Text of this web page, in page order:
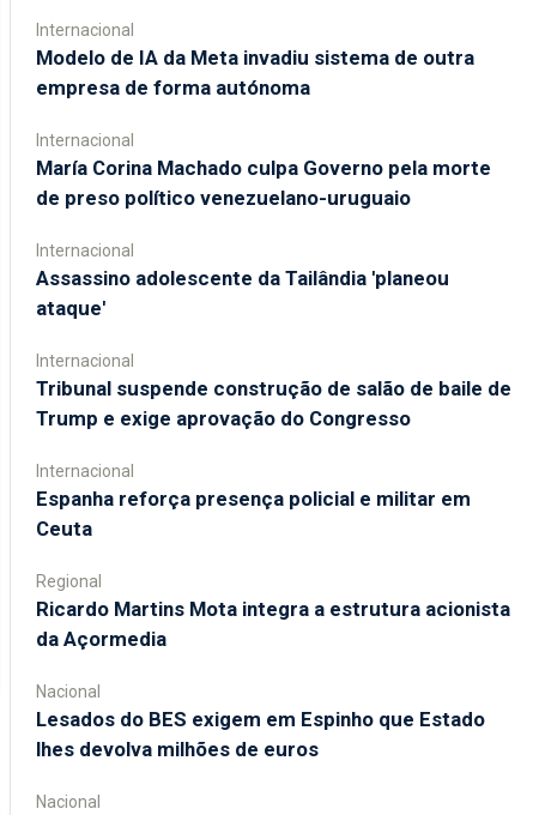
Internacional
Modelo de IA da Meta invadiu sistema de outra
empresa de forma autónoma
Internacional
María Corina Machado culpa Governo pela morte
de preso político venezuelano-uruguaio
Internacional
Assassino adolescente da Tailândia 'planeou
ataque'
Internacional
Tribunal suspende construção de salão de baile de
Trump e exige aprovação do Congresso
Internacional
Espanha reforça presença policial e militar em
Ceuta
Regional
Ricardo Martins Mota integra a estrutura acionista
da Açormedia
Nacional
Lesados do BES exigem em Espinho que Estado
lhes devolva milhões de euros
Nacional